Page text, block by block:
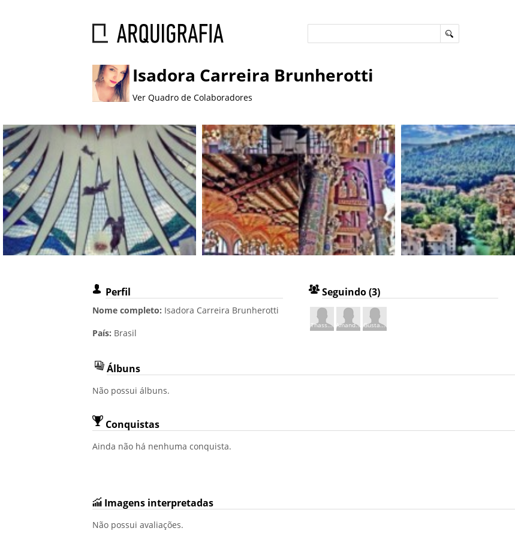
Isadora Carreira Brunherotti
Ver Quadro de Colaboradores
Perfil
Nome completo: Isadora Carreira Brunherotti
País: Brasil
Seguindo (3)
Thass... Amand... Gusta...
Álbuns
Não possui álbuns.
Conquistas
Ainda não há nenhuma conquista.
Imagens interpretadas
Não possui avaliações.